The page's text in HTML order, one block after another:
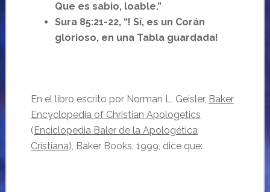
Que es sabio, loable.”
Sura 85:21-22, “! Sí, es un Corán
glorioso, en una Tabla guardada!
En el libro escrito por Norman L. Geisler, Baker
Encyclopedia of Christian Apologetics
(Enciclopedia Baler de la Apologética
Cristiana), Baker Books, 1999, dice que: